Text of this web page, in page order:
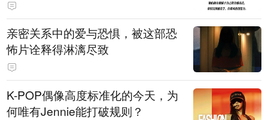
亲密关系中的爱与恐惧，被这部恐
怖片诠释得淋漓尽致
K-POP偶像高度标准化的今天，为
何唯有Jennie能打破规则？